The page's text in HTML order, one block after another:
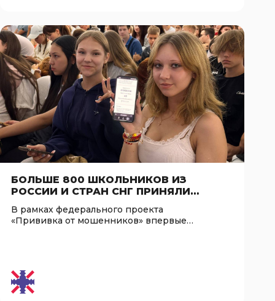
БОЛЬШЕ 800 ШКОЛЬНИКОВ ИЗ
РОССИИ И СТРАН СНГ ПРИНЯЛИ
УЧАСТИЕ В ЛЕТНЕМ ДИКТАНТЕ ПО
ЦИФРОВОЙ БЕЗОПАСНОСТИ,
ОРГАНИЗОВАННОМ ПРИ ПОДДЕРЖКЕ
В рамках федерального проекта
«Прививка от мошенников» впервые